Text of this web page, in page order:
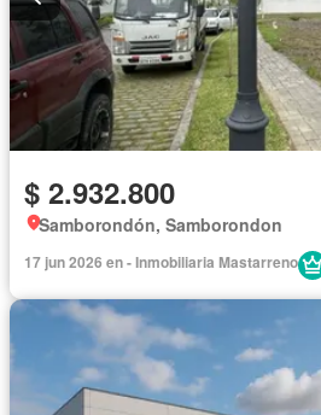
$ 2.932.800
Samborondón, Samborondon
17 jun 2026 en - Inmobiliaria Mastarreno